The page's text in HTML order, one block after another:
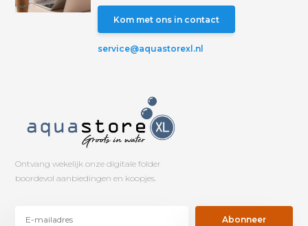
Kom met ons in contact
service@aquastorexl.nl
Ontvang wekelijk onze digitale folder
boordevol aanbiedingen en koopjes.
Abonneer